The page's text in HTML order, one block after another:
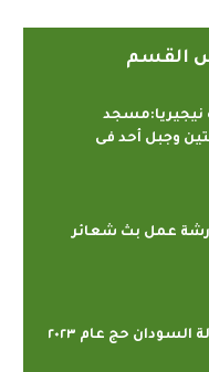
القسم
نيجيريا:مسجد
وجبل أحد فى
عمل بث شعائر
حج عام ٢٠٢٣